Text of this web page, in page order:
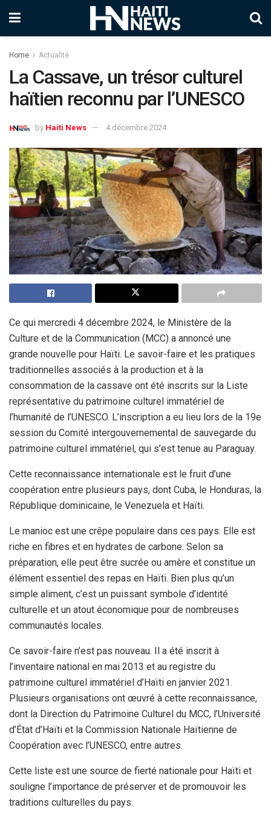
Home Actualité
La Cassave, un trésor culturel
haïtien reconnu par l’UNESCO
by Haiti News 4 décembre 2024
Ce qui mercredi 4 décembre 2024, le Ministère de la
Culture et de la Communication (MCC) a annoncé une
grande nouvelle pour Haïti. Le savoir-faire et les pratiques
traditionnelles associés à la production et à la
consommation de la cassave ont été inscrits sur la Liste
représentative du patrimoine culturel immatériel de
l’humanité de l’UNESCO. L’inscription a eu lieu lors de la 19e
session du Comité intergouvernemental de sauvegarde du
patrimoine culturel immatériel, qui s’est tenue au Paraguay.
Cette reconnaissance internationale est le fruit d’une
coopération entre plusieurs pays, dont Cuba, le Honduras, la
République dominicaine, le Venezuela et Haïti.
Le manioc est une crêpe populaire dans ces pays. Elle est
riche en fibres et en hydrates de carbone. Selon sa
préparation, elle peut être sucrée ou amère et constitue un
élément essentiel des repas en Haïti. Bien plus qu’un
simple aliment, c’est un puissant symbole d’identité
culturelle et un atout économique pour de nombreuses
communautés locales.
Ce savoir-faire n’est pas nouveau. Il a été inscrit à
l’inventaire national en mai 2013 et au registre du
patrimoine culturel immatériel d’Haïti en janvier 2021.
Plusieurs organisations ont œuvré à cette reconnaissance,
dont la Direction du Patrimoine Culturel du MCC, l’Université
d’État d’Haïti et la Commission Nationale Haïtienne de
Coopération avec l’UNESCO, entre autres.
Cette liste est une source de fierté nationale pour Haïti et
souligne l’importance de préserver et de promouvoir les
traditions culturelles du pays.